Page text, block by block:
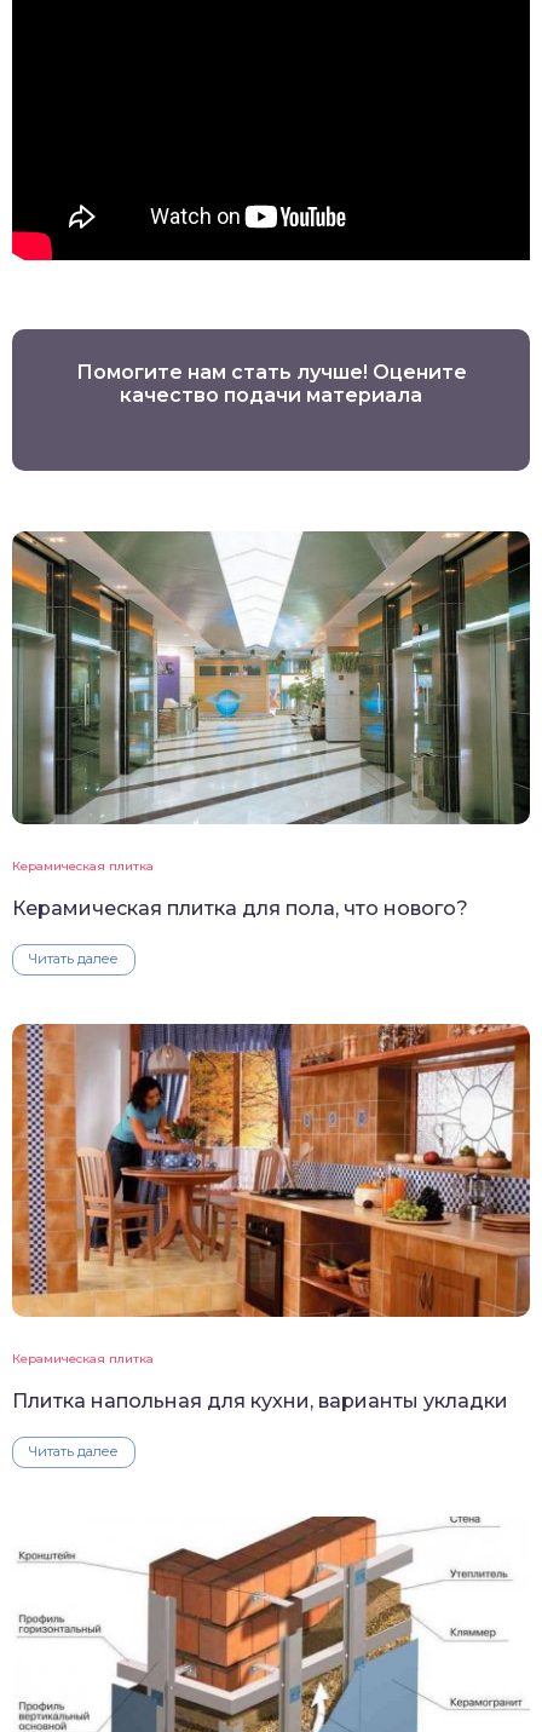
Помогите нам стать лучше! Оцените
качество подачи материала
Керамическая плитка
Керамическая плитка для пола, что нового?
Читать далее
Керамическая плитка
Плитка напольная для кухни, варианты укладки
Читать далее